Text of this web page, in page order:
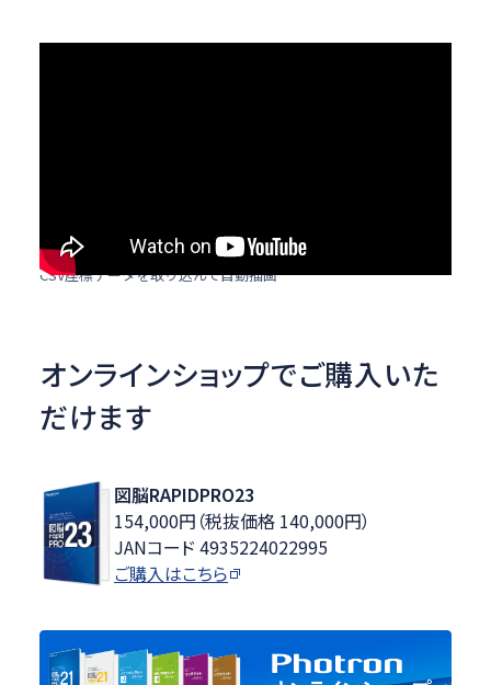
CSV座標データを取り込んで自動描画
オンラインショップでご購入いた
だけます
図脳RAPIDPRO23
154,000円（税抜価格 140,000円）
JANコード 4935224022995
ご購入はこちら